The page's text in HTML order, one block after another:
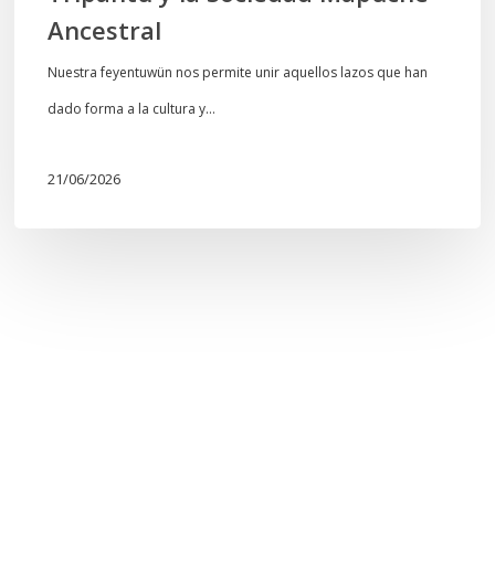
Ancestral
Nuestra feyentuwün nos permite unir aquellos lazos que han
dado forma a la cultura y…
21/06/2026